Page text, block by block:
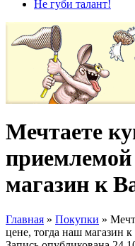
Не губи талант!
Мечтаете
приемлемой
магазин к
Главная » Покупки »
цене, тогда наш магазин